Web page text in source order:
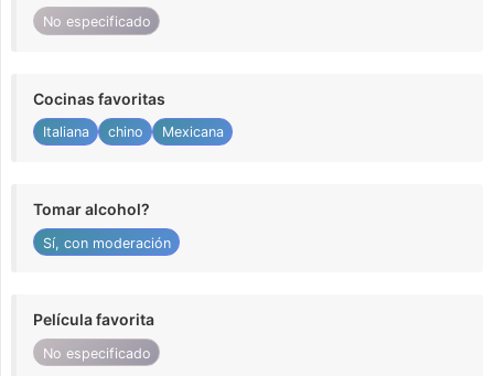
No especificado
Cocinas favoritas
Italiana chino Mexicana
Tomar alcohol?
Sí, con moderación
Película favorita
No especificado